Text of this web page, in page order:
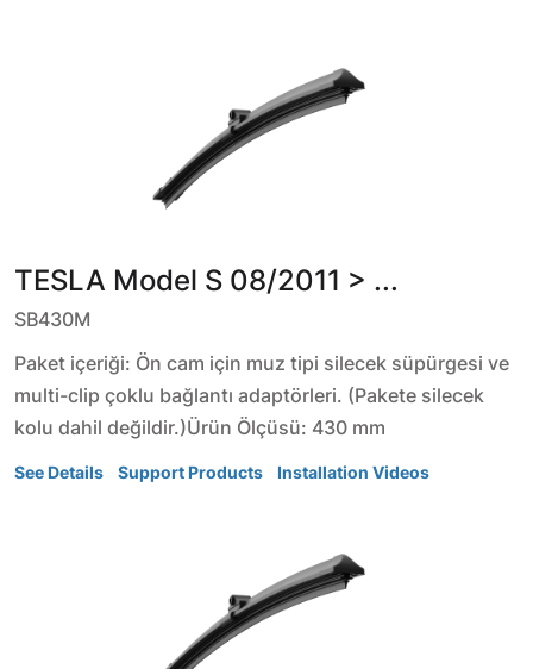
TESLA Model S 08/2011 > ...
SB430M
Paket içeriği: Ön cam için muz tipi silecek süpürgesi ve
multi-clip çoklu bağlantı adaptörleri. (Pakete silecek
kolu dahil değildir.)Ürün Ölçüsü: 430 mm
See Details Support Products Installation Videos